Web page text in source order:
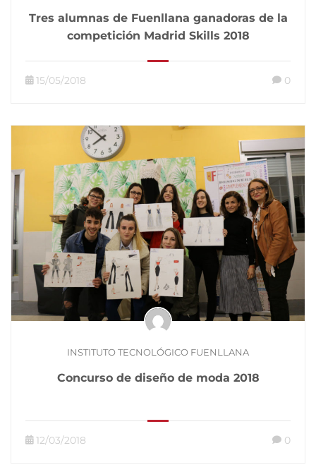
Tres alumnas de Fuenllana ganadoras de la
competición Madrid Skills 2018
15/05/2018 0
INSTITUTO TECNOLÓGICO FUENLLANA
Concurso de diseño de moda 2018
12/03/2018 0